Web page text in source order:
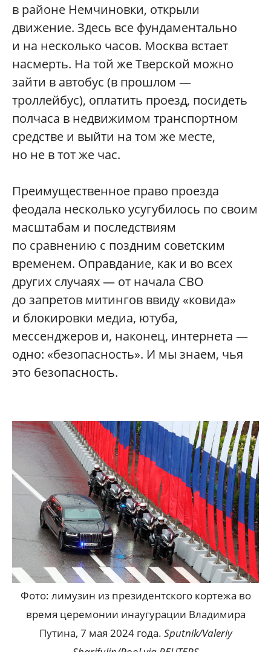
в районе Немчиновки, открыли
движение. Здесь все фундаментально
и на несколько часов. Москва встает
насмерть. На той же Тверской можно
зайти в автобус (в прошлом —
троллейбус), оплатить проезд, посидеть
полчаса в недвижимом транспортном
средстве и выйти на том же месте,
но не в тот же час.
Преимущественное право проезда
феодала несколько усугубилось по своим
масштабам и последствиям
по сравнению с поздним советским
временем. Оправдание, как и во всех
других случаях — от начала СВО
до запретов митингов ввиду «ковида»
и блокировки медиа, ютуба,
мессенджеров и, наконец, интернета —
одно: «безопасность». И мы знаем, чья
это безопасность.
Фото: лимузин из президентского кортежа во
время церемонии инаугурации Владимира
Путина, 7 мая 2024 года. Sputnik/Valeriy